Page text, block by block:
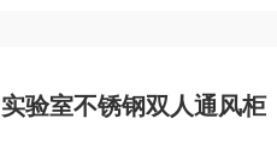
实验室不锈钢双人通风柜